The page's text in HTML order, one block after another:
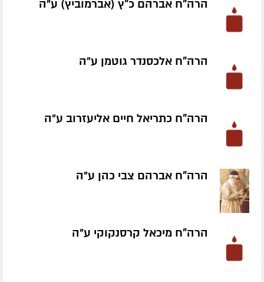
הרה"ח אברהם כ"ץ (אברמוביץ) ע״ה
הרה"ח אלכסנדר גוטמן ע״ה
הרה"ח כתריאל חיים אליעזרוב ע״ה
הרה"ח אברהם צבי כהן ע״ה
הרה"ח מיכאל קרסנקוקי ע״ה